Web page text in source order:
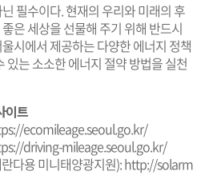
필수이다. 현재의 우리와 미래의 후
은 세상을 선물해 주기 위해 반드시
시에서 제공하는 다양한 에너지 정책
있는 소소한 에너지 절약 방법을 실천
이트
ecomileage.seoul.go.kr/
driving-mileage.seoul.go.kr/
다용 미니태양광지원):http://solarm